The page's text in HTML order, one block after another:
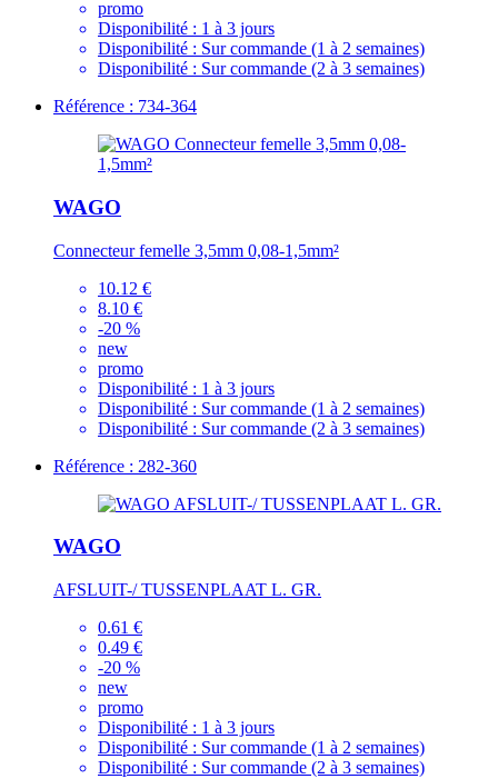
promo
Disponibilité : 1 à 3 jours
Disponibilité : Sur commande (1 à 2 semaines)
Disponibilité : Sur commande (2 à 3 semaines)
Référence : 734-364
WAGO
Connecteur femelle 3,5mm 0,08-1,5mm²
10.12 €
8.10 €
-20 %
new
promo
Disponibilité : 1 à 3 jours
Disponibilité : Sur commande (1 à 2 semaines)
Disponibilité : Sur commande (2 à 3 semaines)
Référence : 282-360
WAGO
AFSLUIT-/ TUSSENPLAAT L. GR.
0.61 €
0.49 €
-20 %
new
promo
Disponibilité : 1 à 3 jours
Disponibilité : Sur commande (1 à 2 semaines)
Disponibilité : Sur commande (2 à 3 semaines)